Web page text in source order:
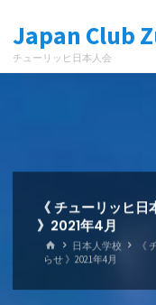
ン
Japan Club
チューリッヒ日本人会
《 チューリッヒ
》2021年4月
ホ
ー
日本人学校
《
らせ 》2021年4月